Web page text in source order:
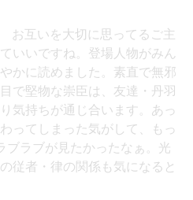
いを大切に思ってるご主
いいですね。登場人物がみん
かに読めました。素直で無邪
で堅物な崇臣は、友達・丹羽
気持ちが通じ合います。あっ
ってしまった気がして、もっ
ブラブが見たかったなぁ。光
従者・律の関係も気になると